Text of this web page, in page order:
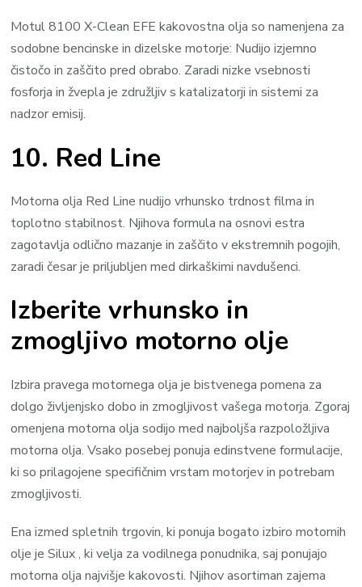
Motul 8100 X-Clean EFE kakovostna olja so namenjena za
sodobne bencinske in dizelske motorje: Nudijo izjemno
čistočo in zaščito pred obrabo. Zaradi nizke vsebnosti
fosforja in žvepla je združljiv s katalizatorji in sistemi za
nadzor emisij.
10. Red Line
Motorna olja Red Line nudijo vrhunsko trdnost filma in
toplotno stabilnost. Njihova formula na osnovi estra
zagotavlja odlično mazanje in zaščito v ekstremnih pogojih,
zaradi česar je priljubljen med dirkaškimi navdušenci.
Izberite vrhunsko in
zmogljivo motorno olje
Izbira pravega motornega olja je bistvenega pomena za
dolgo življenjsko dobo in zmogljivost vašega motorja. Zgoraj
omenjena motorna olja sodijo med najboljša razpoložljiva
motorna olja. Vsako posebej ponuja edinstvene formulacije,
ki so prilagojene specifičnim vrstam motorjev in potrebam
zmogljivosti.
Ena izmed spletnih trgovin, ki ponuja bogato izbiro motornih
olje je Silux , ki velja za vodilnega ponudnika, saj ponujajo
motorna olja najvišje kakovosti. Njihov asortiman zajema